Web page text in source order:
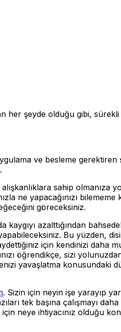
her şeyde olduğu gibi,
ve besleme
sahip
ne yapacağınızı
göreceksiniz.
azalttığından
Bu yüzden,
için kendinizi daha
öğrendikçe, sizi
yavaşlatma
. Sizin için neyin işe yarayıp
tek başına çalışmayı
neye ihtiyacınız olduğu